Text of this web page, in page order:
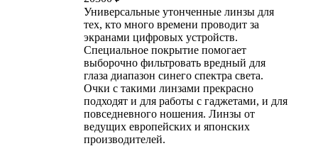
Универсальные утонченные линзы для
тех, кто много времени проводит за
экранами цифровых устройств.
Специальное покрытие помогает
выборочно фильтровать вредный для
глаза диапазон синего спектра света.
Очки с такими линзами прекрасно
подходят и для работы с гаджетами, и для
повседневного ношения. Линзы от
ведущих европейских и японских
производителей.